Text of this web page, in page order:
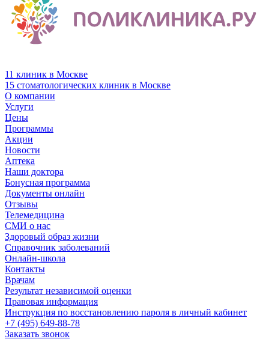
11 клиник в Москве
15 стоматологических клиник в Москве
О компании
Услуги
Цены
Программы
Акции
Новости
Аптека
Наши доктора
Бонусная программа
Документы онлайн
Отзывы
Телемедицина
СМИ о нас
Здоровый образ жизни
Справочник заболеваний
Онлайн-школа
Контакты
Врачам
Результат независимой оценки
Правовая информация
Инструкция по восстановлению пароля в личный кабинет
+7 (495) 649-88-78
Заказать звонок